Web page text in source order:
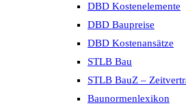
DBD Kostenelemente
DBD Baupreise
DBD Kostenansätze
STLB Bau
STLB BauZ –
Baunormenlexikon